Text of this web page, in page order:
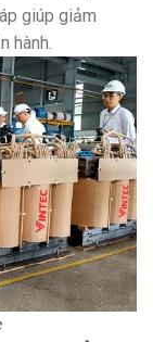
giúp giảm
hành.